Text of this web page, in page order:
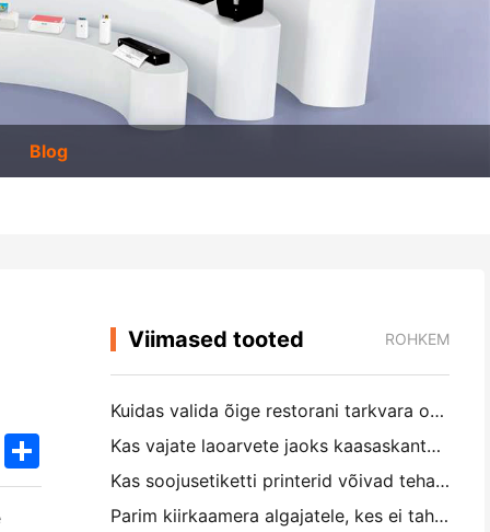
Blog
TwitterShare
Viimased tooted ROHKEM
Kuidas valida õige restorani tarkvara oma väikese või keskmise suurusega restorani jaoks
Kas vajate laoarvete jaoks kaasaskantavat A4-printerit? Mis tegelikult töötab
Kas soojusetiketti printerid võivad teha väikeettevõtete toodetele veekindel etikett?
Parim kiirkaamera algajatele, kes ei taha paberit raiskata